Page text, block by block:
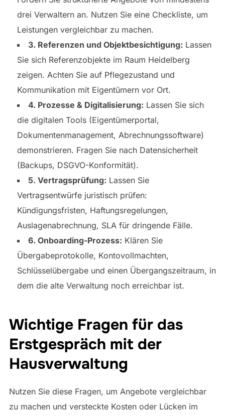
drei Verwaltern an. Nutzen Sie eine Checkliste, um
Leistungen vergleichbar zu machen.
3. Referenzen und Objektbesichtigung: Lassen
Sie sich Referenzobjekte im Raum Heidelberg
zeigen. Achten Sie auf Pflegezustand und
Kommunikation mit Eigentümern vor Ort.
4. Prozesse & Digitalisierung: Lassen Sie sich
die digitalen Tools (Eigentümerportal,
Dokumentenmanagement, Abrechnungssoftware)
demonstrieren. Fragen Sie nach Datensicherheit
(Backups, DSGVO-Konformität).
5. Vertragsprüfung: Lassen Sie
Vertragsentwürfe juristisch prüfen:
Kündigungsfristen, Haftungsregelungen,
Auslagenabrechnung, SLA für dringende Fälle.
6. Onboarding-Prozess: Klären Sie
Übergabeprotokolle, Kontovollmachten,
Schlüsselübergabe und einen Übergangszeitraum, in
dem die alte Verwaltung noch erreichbar ist.
Wichtige Fragen für das
Erstgespräch mit der
Hausverwaltung
Nutzen Sie diese Fragen, um Angebote vergleichbar
zu machen und versteckte Kosten oder Lücken im